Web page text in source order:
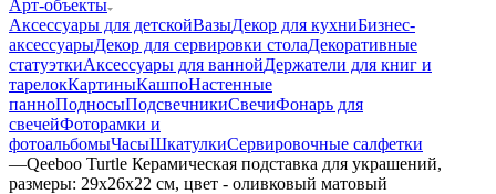
Арт-объекты
Аксессуары для детскойВазыДекор для кухниБизнес-
аксессуарыДекор для сервировки столаДекоративные
статуэткиАксессуары для ваннойДержатели для книг и
тарелокКартиныКашпоНастенные
панноПодносыПодсвечникиСвечиФонарь для
свечейФоторамки и
фотоальбомыЧасыШкатулкиСервировочные салфетки
—Qeeboo Turtle Керамическая подставка для украшений,
размеры: 29x26x22 см, цвет - оливковый матовый